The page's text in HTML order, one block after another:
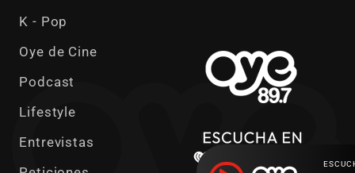
K - Pop
Oye de Cine
Podcast
Lifestyle
Entrevistas